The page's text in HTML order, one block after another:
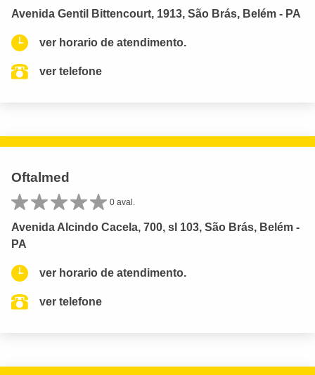
Avenida Gentil Bittencourt, 1913, São Brás, Belém - PA
ver horario de atendimento.
ver telefone
Oftalmed
0 aval.
Avenida Alcindo Cacela, 700, sl 103, São Brás, Belém -
PA
ver horario de atendimento.
ver telefone